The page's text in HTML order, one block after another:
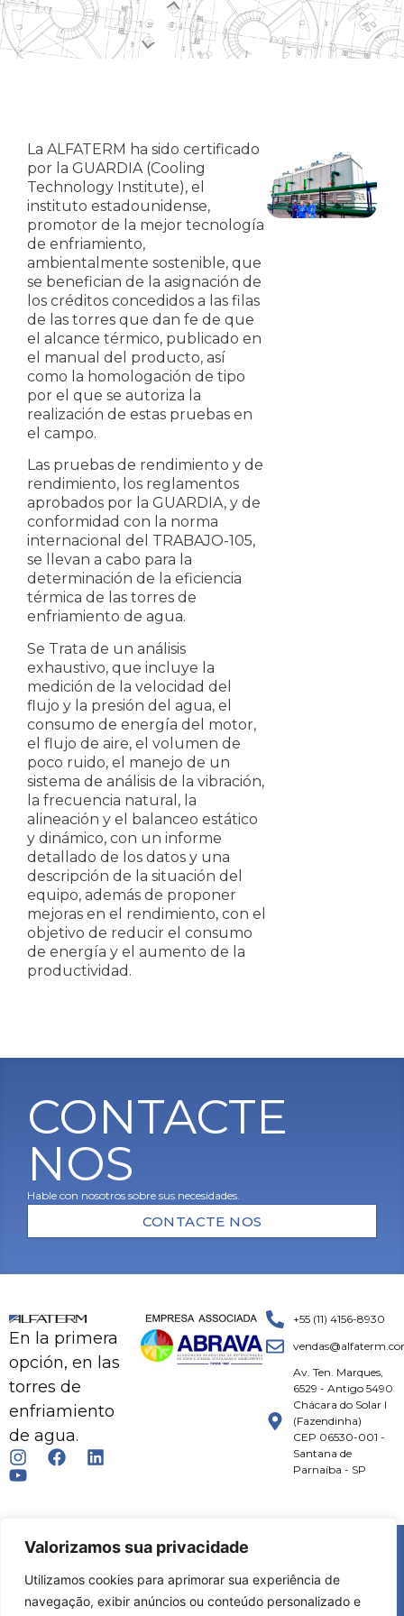
Valorizamos sua privacidade
Utilizamos cookies para aprimorar sua experiência de
navegação, exibir anúncios ou conteúdo personalizado e
La ALFATERM ha sido certificado
por la GUARDIA (Cooling
Technology Institute), el
instituto estadounidense,
promotor de la mejor tecnología
de enfriamiento,
ambientalmente sostenible, que
se benefician de la asignación de
los créditos concedidos a las filas
de las torres que dan fe de que
el alcance térmico, publicado en
el manual del producto, así
como la homologación de tipo
por el que se autoriza la
realización de estas pruebas en
el campo.
Las pruebas de rendimiento y de
rendimiento, los reglamentos
aprobados por la GUARDIA, y de
conformidad con la norma
internacional del TRABAJO-105,
se llevan a cabo para la
determinación de la eficiencia
térmica de las torres de
enfriamiento de agua.
Se Trata de un análisis
exhaustivo, que incluye la
medición de la velocidad del
flujo y la presión del agua, el
consumo de energía del motor,
el flujo de aire, el volumen de
poco ruido, el manejo de un
sistema de análisis de la vibración,
la frecuencia natural, la
alineación y el balanceo estático
y dinámico, con un informe
detallado de los datos y una
descripción de la situación del
equipo, además de proponer
mejoras en el rendimiento, con el
objetivo de reducir el consumo
de energía y el aumento de la
productividad.
CONTACTE
NOS
Hable con nosotros sobre sus necesidades.
CONTACTE NOS
En la primera
opción, en las
torres de
enfriamiento
de agua.
+55 (11) 4156-8930
Av. Ten. Marques,
6529 - Antigo 5490
Chácara do Solar I
(Fazendinha)
CEP 06530-001 -
Santana de
Parnaíba - SP
© 2026 ALFATERM | TODOS OS DIREITOS RESERVADOS.
DESENVOLVIMENTO:MKT FLOW |SPHEREA